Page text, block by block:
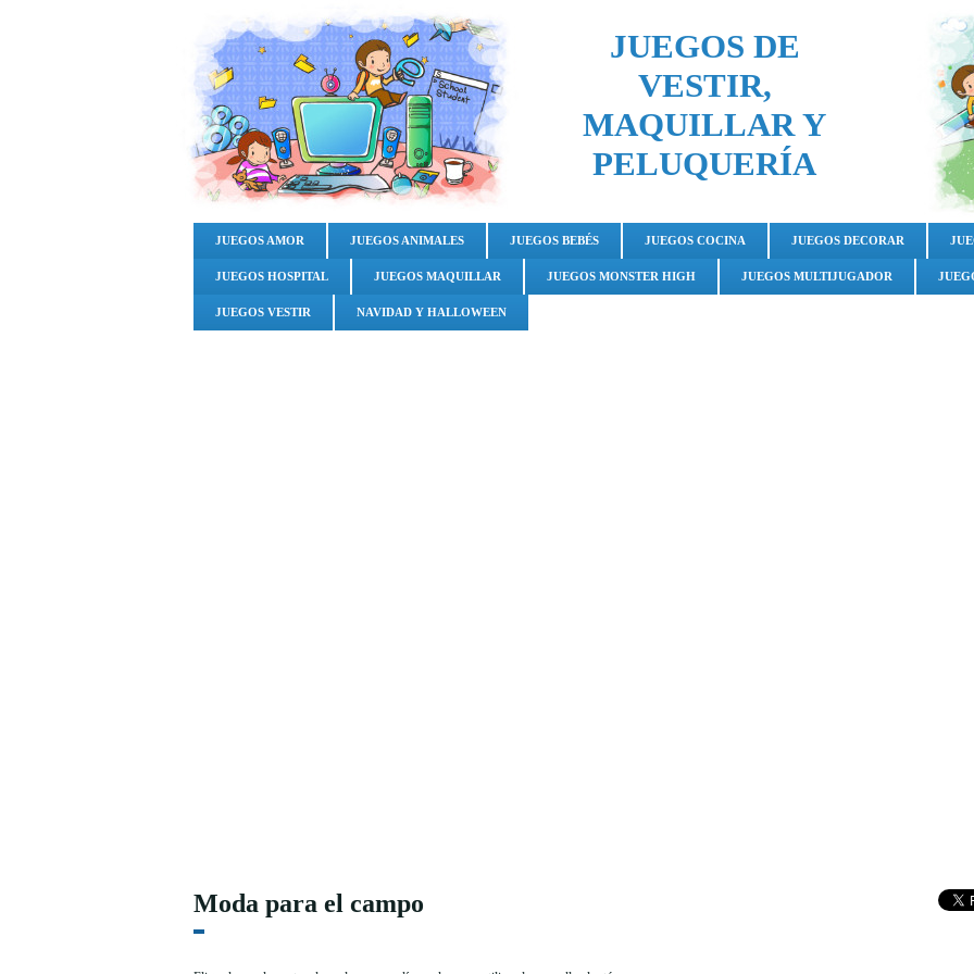
JUEGOS DE
VESTIR,
MAQUILLAR Y
PELUQUERÍA
JUEGOS AMOR JUEGOS ANIMALES JUEGOS BEBÉS JUEGOS COCINA JUEGOS DECORAR
JUEGOS HOSPITAL JUEGOS MAQUILLAR JUEGOS MONSTER HIGH JUEGOS MULTIJUGADOR
JUEGOS VESTIR NAVIDAD Y HALLOWEEN
Moda para el campo